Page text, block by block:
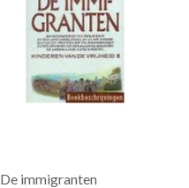
De immigranten